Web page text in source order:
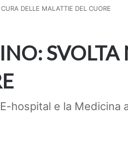
DELLE MALATTIE DEL CUORE
SVOLTA
hospital e la